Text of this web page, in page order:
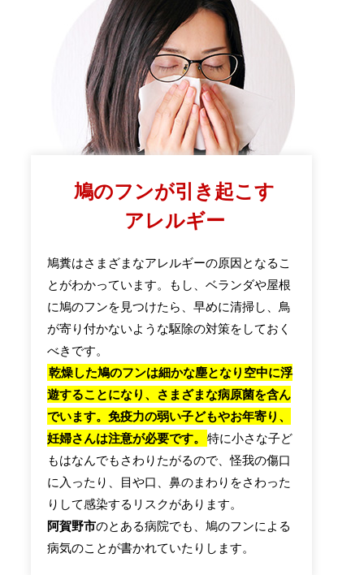
鳩のフンが引き起こす
アレルギー
鳩糞はさまざまなアレルギーの原因となるこ
とがわかっています。もし、ベランダや屋根
に鳩のフンを見つけたら、早めに清掃し、鳥
が寄り付かないような駆除の対策をしておく
べきです。
乾燥した鳩のフンは細かな塵となり空中に浮
遊することになり、さまざまな病原菌を含ん
でいます。免疫力の弱い子どもやお年寄り、
妊婦さんは注意が必要です。
特に小さな子ど
もはなんでもさわりたがるので、怪我の傷口
に入ったり、目や口、鼻のまわりをさわった
りして感染するリスクがあります。
阿賀野市のとある病院でも、鳩のフンによる
病気のことが書かれていたりします。